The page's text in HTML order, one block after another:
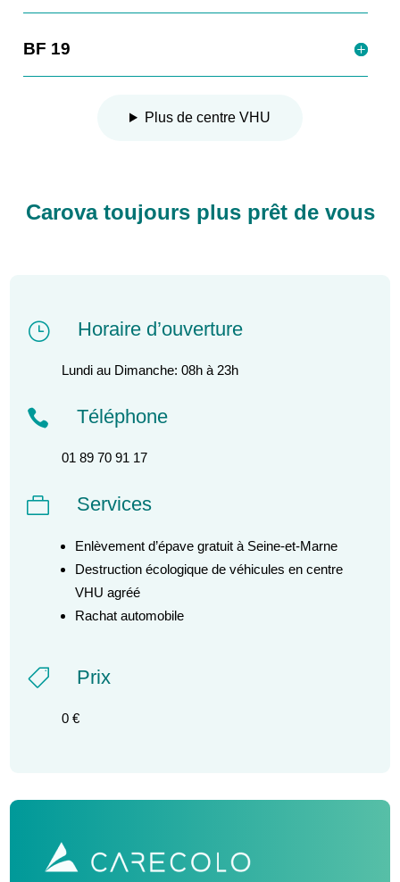
BF 19
Plus de centre VHU
Carova toujours plus prêt de vous
} Horaire d’ouverture
Lundi au Dimanche: 08h à 23h
 Téléphone
01 89 70 91 17
 Services
Enlèvement d’épave gratuit à Seine-et-Marne
Destruction écologique de véhicules en centre
VHU agréé
Rachat automobile
 Prix
0 €